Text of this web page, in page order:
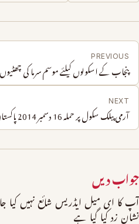
PREVIOUS
پنجاب کے اسکولوں کیلئے موسم سرما کی
NEXT
آرمی پبلک سکول پر حملہ 16 دسمبر 2014 پاکستان کی تاریخ کا یوم سیاہ
جواب دیں
آپ کا ای میل ایڈریس شائع نہیں کیا
نشان زد کیا گیا ہے